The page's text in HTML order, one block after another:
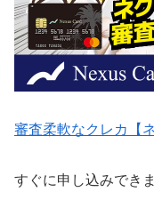
審査柔軟なクレカ【
すぐに申し込みでき